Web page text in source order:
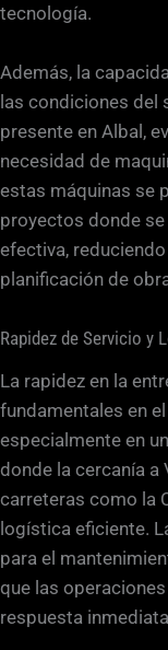
tecnología.
Además, la
las condiciones del
presente en Albal,
necesidad de
estas máquinas se
proyectos donde
efectiva,
planificación de
Rapidez de Servicio y
La rapidez en la
fundamentales en
especialmente en
donde la cercanía a
carreteras como la
logística eficiente.
para el
que las
respuesta